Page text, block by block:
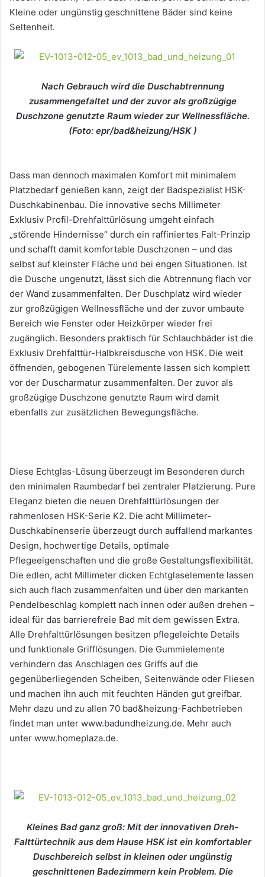
Kleine oder ungünstig geschnittene Bäder sind keine
Seltenheit.
Nach Gebrauch wird die Duschabtrennung
zusammengefaltet und der zuvor als großzügige
Duschzone genutzte Raum wieder zur Wellnessfläche.
(Foto: epr/bad&heizung/HSK )
Dass man dennoch maximalen Komfort mit minimalem
Platzbedarf genießen kann, zeigt der Badspezialist HSK-
Duschkabinenbau. Die innovative sechs Millimeter
Exklusiv Profil-Drehfalttürlösung umgeht einfach
„störende Hindernisse“ durch ein raffiniertes Falt-Prinzip
und schafft damit komfortable Duschzonen – und das
selbst auf kleinster Fläche und bei engen Situationen. Ist
die Dusche ungenutzt, lässt sich die Abtrennung flach vor
der Wand zusammenfalten. Der Duschplatz wird wieder
zur großzügigen Wellnessfläche und der zuvor umbaute
Bereich wie Fenster oder Heizkörper wieder frei
zugänglich. Besonders praktisch für Schlauchbäder ist die
Exklusiv Drehfalttür-Halbkreisdusche von HSK. Die weit
öffnenden, gebogenen Türelemente lassen sich komplett
vor der Duscharmatur zusammenfalten. Der zuvor als
großzügige Duschzone genutzte Raum wird damit
ebenfalls zur zusätzlichen Bewegungsfläche.
Diese Echtglas-Lösung überzeugt im Besonderen durch
den minimalen Raumbedarf bei zentraler Platzierung. Pure
Eleganz bieten die neuen Drehfalttürlösungen der
rahmenlosen HSK-Serie K2. Die acht Millimeter-
Duschkabinenserie überzeugt durch auffallend markantes
Design, hochwertige Details, optimale
Pflegeeigenschaften und die große Gestaltungsflexibilität.
Die edlen, acht Millimeter dicken Echtglaselemente lassen
sich auch flach zusammenfalten und über den markanten
Pendelbeschlag komplett nach innen oder außen drehen –
ideal für das barrierefreie Bad mit dem gewissen Extra.
Alle Drehfalttürlösungen besitzen pflegeleichte Details
und funktionale Grifflösungen. Die Gummielemente
verhindern das Anschlagen des Griffs auf die
gegenüberliegenden Scheiben, Seitenwände oder Fliesen
und machen ihn auch mit feuchten Händen gut greifbar.
Mehr dazu und zu allen 70 bad&heizung-Fachbetrieben
findet man unter www.badundheizung.de. Mehr auch
unter www.homeplaza.de.
Kleines Bad ganz groß: Mit der innovativen Dreh-
Falttürtechnik aus dem Hause HSK ist ein komfortabler
Duschbereich selbst in kleinen oder ungünstig
geschnittenen Badezimmern kein Problem. Die